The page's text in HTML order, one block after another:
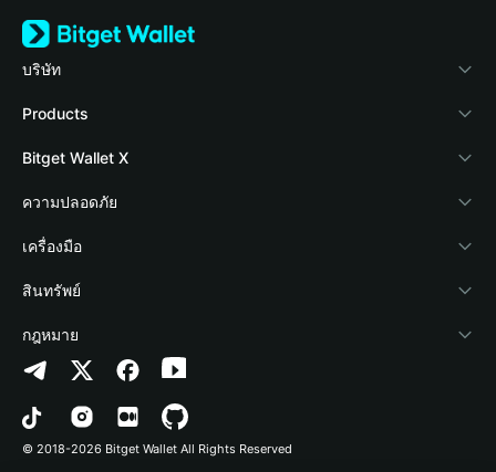
บริษัท
เกี่ยวกับ Bitget Wallet
Blog
Academy
ข่าวสารด้านคริปโต
ศูนย์ช่วยเหลือ
ติดต่อเรา
ทรัพยากรข้อมูลของแบรนด์
อาชีพ
Products
Crypto Card
Stablecoin Earn
Payfi Crypto
Crypto Swap API
Altcoin Season Index
Prediction Markets
DApp
Bitget Wallet X
นักพัฒนา
เชื่อมต่อ Wallet
Bitget Wallet Pay
ลิสต์โปรเจกต์
ความปลอดภัย
Protection Fund
เทคโนโลยีความปลอดภัย
เครื่องมือ
ซื้อคริปโต
การตรวจจับการอนุญาต
การตรวจจับสัญญา
การโอนเป็นชุด
สินทรัพย์
Arbitrum
Avalanche
Bitcoin
กฎหมาย
นโยบายความเป็นส่วนตัว
ข้อตกลงในการใช้บริการ
© 2018-2026 Bitget Wallet All Rights Reserved